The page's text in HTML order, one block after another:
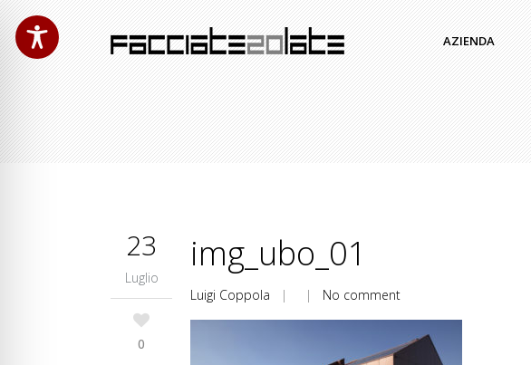
AZIENDA
23
Luglio
0
img_ubo_01
Luigi Coppola | | No comment